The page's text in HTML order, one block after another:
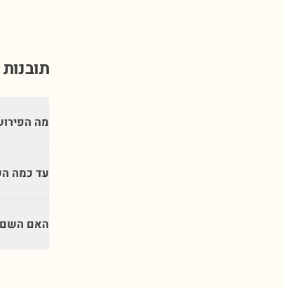
מה
עד כמה
האם השם